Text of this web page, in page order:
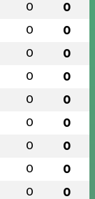
0 0
0 0
0 0
0 0
0 0
0 0
0 0
0 0
0 0